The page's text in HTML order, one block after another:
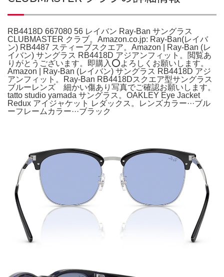
RB4418D 667080 56 レイバン Ray-Ban サングラス
CLUBMASTER クラブ。Amazon.co.jp: Ray-Ban(レイバ
ン) RB4487 スティーブスクエア。Amazon | Ray-Ban (レ
イバン) サングラス RB4418D アジアンフィット。閲覧あ
りがとうございます。即購入⭕️よろしくお願いします。
Amazon | Ray-Ban (レイバン) サングラス RB4418D アジ
アンフィット。Ray-Ban RB4418Dスクエア型サングラス
ブルーレンズ 細かい傷あり写真でご確認お願いします。
tatto studio yamada サングラス。OAKLEY Eye Jacket
Redux アイジャケット レダックス。レンズカラー···ブル
ーフレームカラー···ブラック